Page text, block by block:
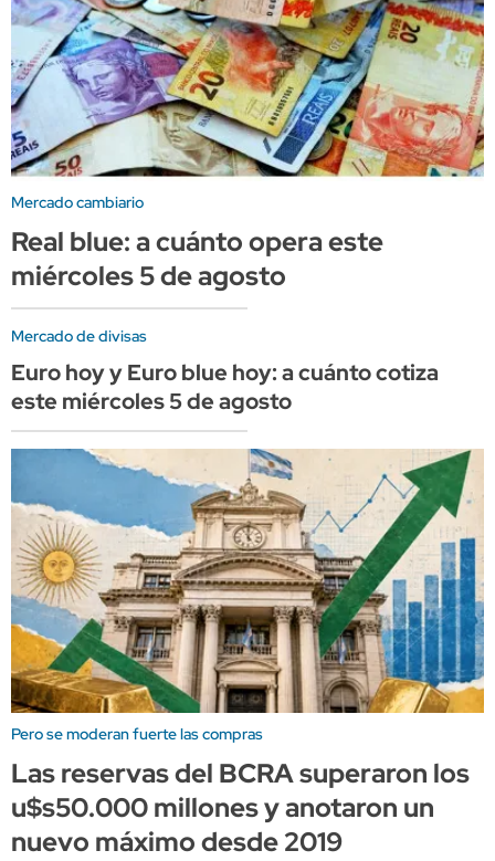
Mercado cambiario
Real blue: a cuánto opera este
miércoles 5 de agosto
Mercado de divisas
Euro hoy y Euro blue hoy: a cuánto cotiza
este miércoles 5 de agosto
Pero se moderan fuerte las compras
Las reservas del BCRA superaron los
u$s50.000 millones y anotaron un
nuevo máximo desde 2019